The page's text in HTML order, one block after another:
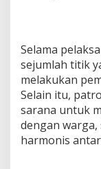
Selama
sejumlah titik
melakukan
Selain itu,
sarana untuk
dengan
harmonis